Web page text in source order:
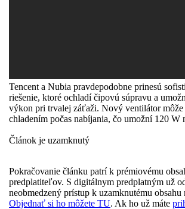
Tencent a Nubia pravdepodobne prinesú
riešenie, ktoré ochladí čipovú súpravu a
výkon pri trvalej záťaži. Nový ventilátor
chladením počas nabíjania, čo umožní 120 W
Článok je uzamknutý
Pokračovanie článku patrí k prémiovému
predplatiteľov. S digitálnym predplatným už
neobmedzený prístup k uzamknutému obsahu
Objednať si ho môžete TU. Ak ho už máte